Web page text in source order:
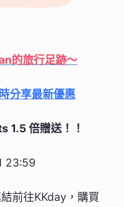
的旅行足跡～
分享最新優惠
1.5 倍贈送！！
23:59
前往KKday，購買